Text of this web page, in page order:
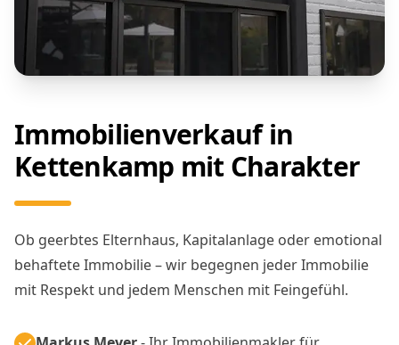
Immobilienverkauf in
Kettenkamp mit Charakter
Ob geerbtes Elternhaus, Kapitalanlage oder emotional
behaftete Immobilie – wir begegnen jeder Immobilie
mit Respekt und jedem Menschen mit Feingefühl.